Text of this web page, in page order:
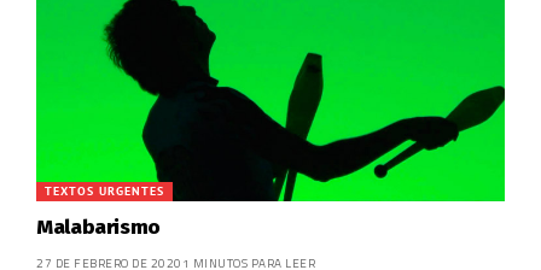
TEXTOS URGENTES
Malabarismo
27 DE FEBRERO DE 2020 1 MINUTOS PARA LEER